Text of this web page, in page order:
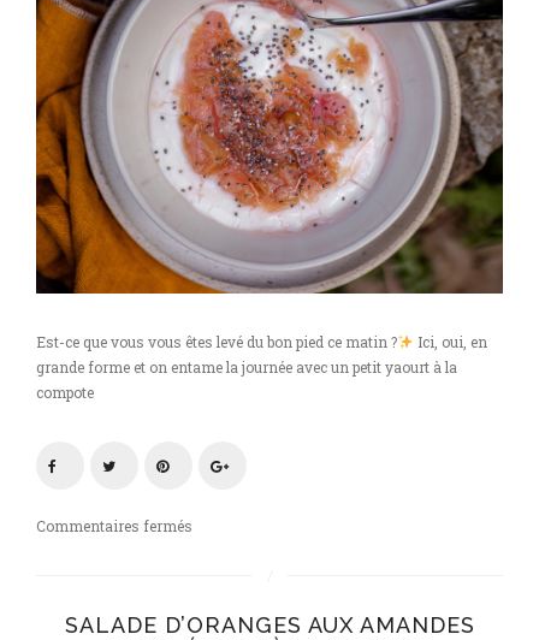
Est-ce que vous vous êtes levé du bon pied ce matin ?
Ici, oui, en
grande forme et on entame la journée avec un petit yaourt à la
compote
Commentaires fermés
SALADE D’ORANGES AUX AMANDES